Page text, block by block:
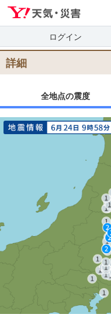
ログイン
詳細
全地点の震度